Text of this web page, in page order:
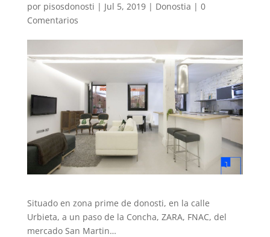
por pisosdonosti | Jul 5, 2019| Donostia | 0
Comentarios
Situado en zona prime de donosti, en la calle
Urbieta, a un paso de la Concha, ZARA, FNAC, del
mercado San Martin…